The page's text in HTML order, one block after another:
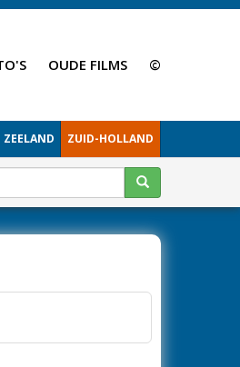
OUDE FILMS ©
ZEELAND ZUID-HOLLAND